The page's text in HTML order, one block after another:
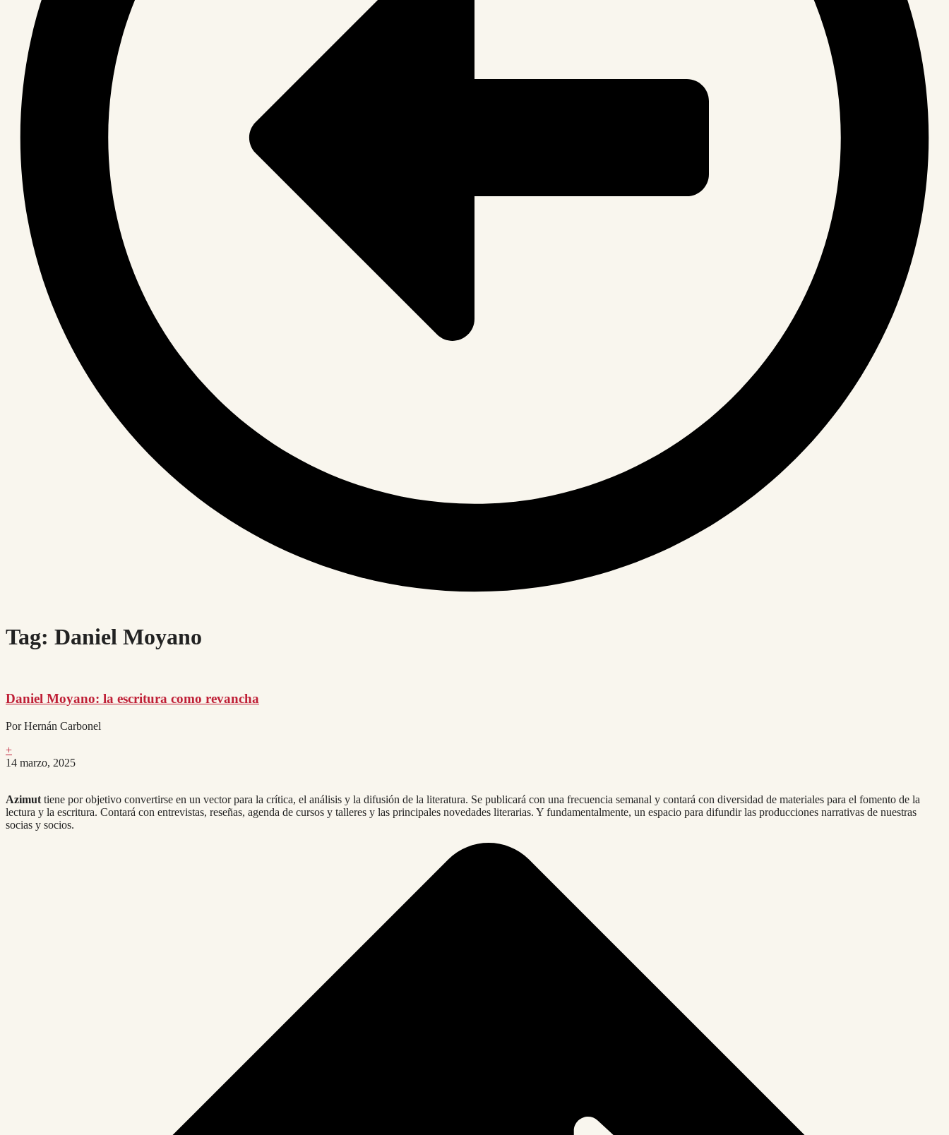
Tag: Daniel Moyano
Daniel Moyano: la escritura como revancha
Por Hernán Carbonel
+
14 marzo, 2025
Azimut tiene por objetivo convertirse en un vector para la crítica, el análisis y la difusión de la literatura. Se publicará con una frecuencia semanal y contará con diversidad de materiales para el fomento de la
lectura y la escritura. Contará con entrevistas, reseñas, agenda de cursos y talleres y las principales novedades literarias. Y fundamentalmente, un espacio para difundir las producciones narrativas de nuestras
socias y socios.